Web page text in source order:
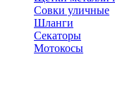
Совки уличные
Шланги
Секаторы
Мотокосы